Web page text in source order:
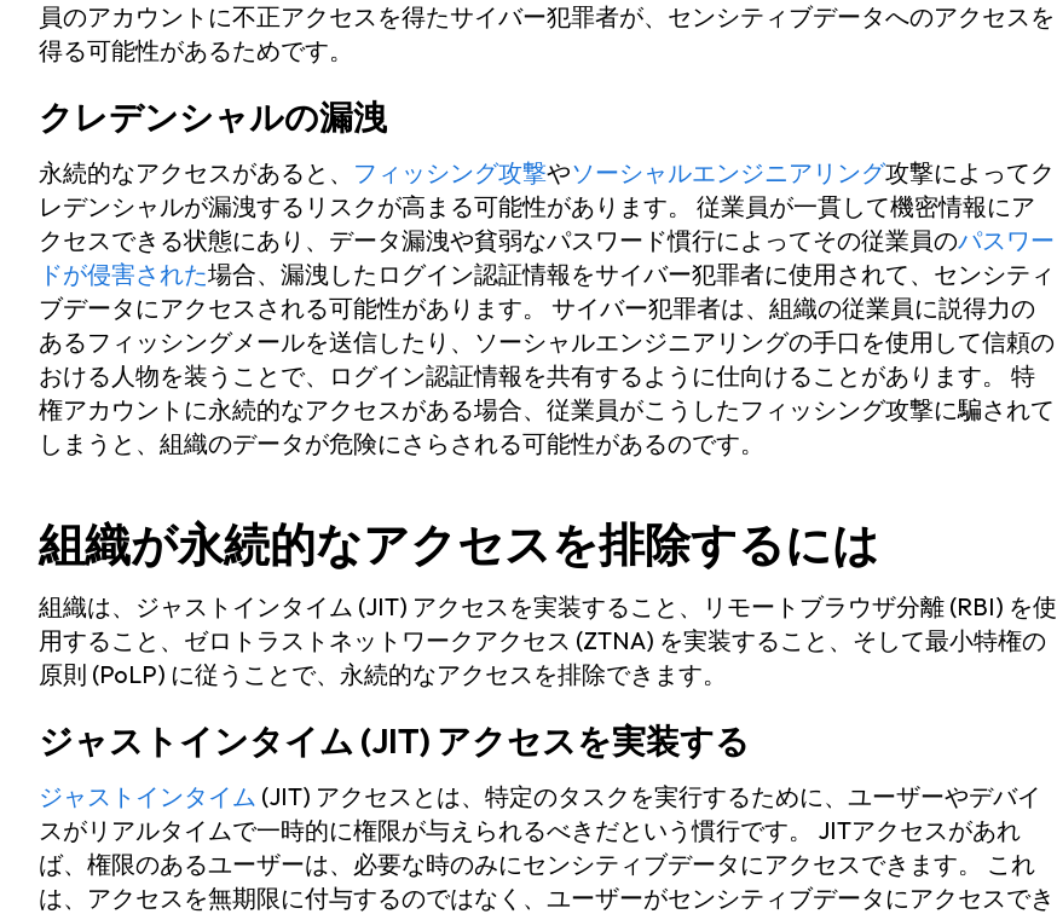
員のアカウントに不正アクセスを得たサイバー犯罪者が、センシティブデータへのアクセスを
得る可能性があるためです。
クレデンシャルの漏洩
永続的なアクセスがあると、 フィッシング攻撃やソーシャルエンジニアリング攻撃によってク
レデンシャルが漏洩するリスクが高まる可能性があります。 従業員が一貫して機密情報にア
クセスできる状態にあり、データ漏洩や貧弱なパスワード慣行によってその従業員のパスワー
ドが侵害された場合、漏洩したログイン認証情報をサイバー犯罪者に使用されて、センシティ
ブデータにアクセスされる可能性があります。 サイバー犯罪者は、組織の従業員に説得力の
あるフィッシングメールを送信したり、ソーシャルエンジニアリングの手口を使用して信頼の
おける人物を装うことで、ログイン認証情報を共有するように仕向けることがあります。 特
権アカウントに永続的なアクセスがある場合、従業員がこうしたフィッシング攻撃に騙されて
しまうと、組織のデータが危険にさらされる可能性があるのです。
組織が永続的なアクセスを排除するには
組織は、ジャストインタイム (JIT) アクセスを実装すること、リモートブラウザ分離 (RBI) を使
用すること、ゼロトラストネットワークアクセス (ZTNA) を実装すること、そして最小特権の
原則 (PoLP) に従うことで、永続的なアクセスを排除できます。
ジャストインタイム (JIT) アクセスを実装する
ジャストインタイム (JIT) アクセスとは、特定のタスクを実行するために、ユーザーやデバイ
スがリアルタイムで一時的に権限が与えられるべきだという慣行です。 JITアクセスがあれ
ば、権限のあるユーザーは、必要な時のみにセンシティブデータにアクセスできます。 これ
は、アクセスを無期限に付与するのではなく、ユーザーがセンシティブデータにアクセスでき